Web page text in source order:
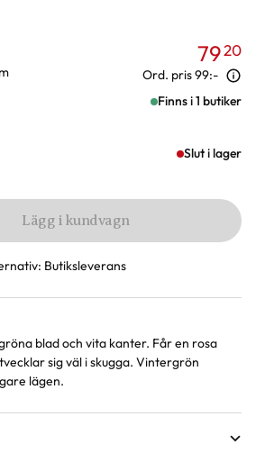
7920
Ord. pris99:-
Finns i 1 butiker
Slut i lager
Lägg i kundvagn
Butiksleverans
blad och vita kanter. Får en rosa
sig väl i skugga. Vintergrön
lägen.